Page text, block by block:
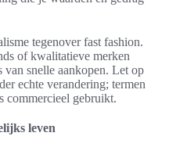
tegenover fast fashion.
of kwalitatieve merken
van snelle aankopen. Let op
echte verandering; termen
commercieel gebruikt.
leven